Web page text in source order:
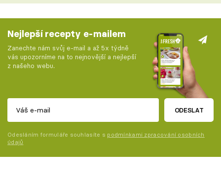
Nejlepší recepty e-mailem
Zanechte nám svůj e-mail a až 5x týdně
vás upozorníme na to nejnovější a nejlepší
z našeho webu.
ODESLAT
Odesláním formuláře souhlasíte s podmínkami zpracování osobních
údajů